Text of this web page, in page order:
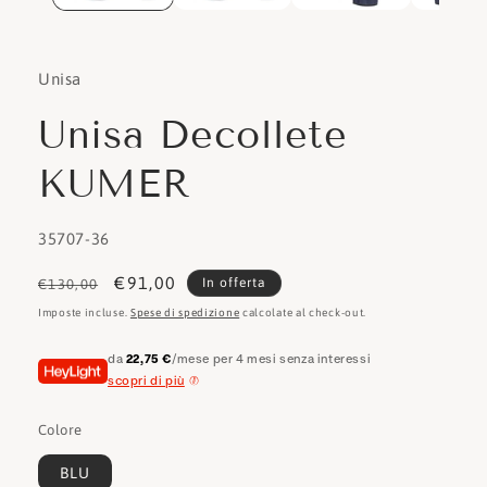
Unisa
Unisa Decollete
KUMER
SKU:
35707-36
Prezzo
di
€130,00
Prezzo
scontato
€91,00 In offerta
Imposte incluse. Spese di spedizione calcolate al check-out.
da 22,75 €/mese per 4 mesi senza interessi
scopri di più
Colore
BLU